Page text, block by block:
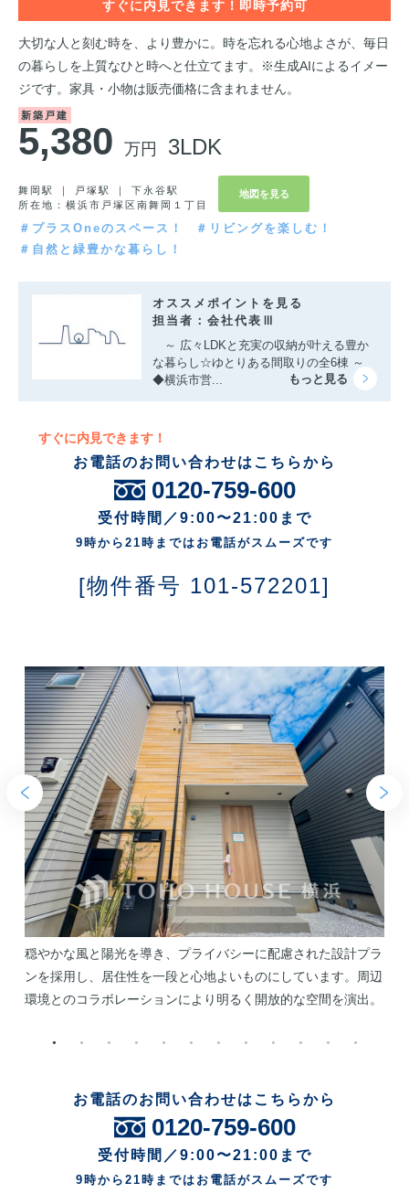
大切な人と刻む時を、より豊かに。時を忘れる心地よさが、毎日
の暮らしを上質なひと時へと仕立てます。※生成AIによるイメー
ジです。家具・小物は販売価格に含まれません。
新築戸建
5,380 万円 3LDK
舞岡駅 ｜ 戸塚駅 ｜ 下永谷駅
所在地：横浜市戸塚区南舞岡１丁目
地図を見る
＃プラスOneのスペース！
＃リビングを楽しむ！
＃自然と緑豊かな暮らし！
オススメポイントを見る
担当者：会社代表Ⅲ
～ 広々LDKと充実の収納が叶える豊か
な暮らし☆ゆとりある間取りの全6棟 ～
◆横浜市営...
すぐに内見できます！
お電話のお問い合わせはこちらから
0120-759-600
受付時間／9:00〜21:00まで
9時から21時まではお電話がスムーズです
[物件番号 101-572201]
穏やかな風と陽光を導き、プライバシーに配慮された設計プラ
ンを採用し、居住性を一段と心地よいものにしています。周辺
環境とのコラボレーションにより明るく開放的な空間を演出。
お電話のお問い合わせはこちらから
0120-759-600
受付時間／9:00〜21:00まで
9時から21時まではお電話がスムーズです